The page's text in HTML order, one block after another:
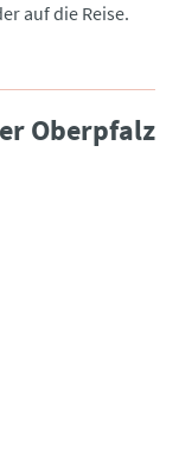
auf die Reise.
Oberpfalz